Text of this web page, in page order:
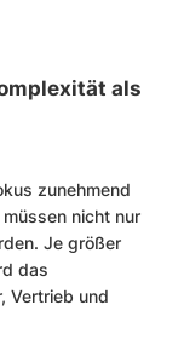
als
zunehmend
nicht nur
Je größer
das
Vertrieb und